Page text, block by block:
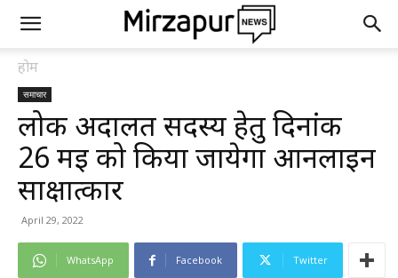
होम
समाचार
लोक अदालत सदस्य हेतु दिनांक
26 मई को किया जायेगा आनलाइन
साक्षात्कार
April 29, 2022
WhatsApp Facebook Twitter